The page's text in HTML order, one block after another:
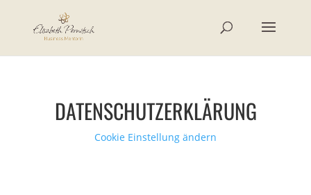
DATENSCHUTZERKLÄRUNG
Cookie Einstellung ändern